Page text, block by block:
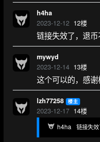
h4ha
2023-12-12 12楼
链接失效了，退币
mywyd
2023-12-14 13楼
这个可以的，感谢
lzh77258 楼主
2023-12-17 14楼
h4ha 链接失